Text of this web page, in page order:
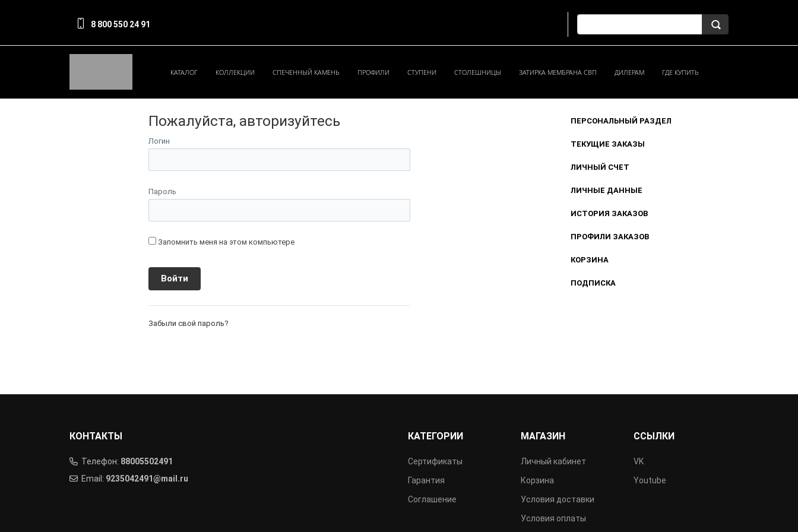
8 800 550 24 91
КАТАЛОГ КОЛЛЕКЦИИ СПЕЧЕННЫЙ КАМЕНЬ ПРОФИЛИ СТУПЕНИ СТОЛЕШНИЦЫ ЗАТИРКА МЕМБРАНА СВП ДИЛЕРАМ ГДЕ КУПИТЬ
ПЕРСОНАЛЬНЫЙ РАЗДЕЛ
ТЕКУЩИЕ ЗАКАЗЫ
ЛИЧНЫЙ СЧЕТ
ЛИЧНЫЕ ДАННЫЕ
ИСТОРИЯ ЗАКАЗОВ
ПРОФИЛИ ЗАКАЗОВ
КОРЗИНА
ПОДПИСКА
Пожалуйста, авторизуйтесь
Логин
Пароль
Запомнить меня на этом компьютере
Забыли свой пароль?
КОНТАКТЫ
Телефон: 88005502491
Email: 9235042491@mail.ru
КАТЕГОРИИ
Сертификаты
Гарантия
Соглашение
МАГАЗИН
Личный кабинет
Корзина
Условия доставки
Условия оплаты
ССЫЛКИ
VK
Youtube